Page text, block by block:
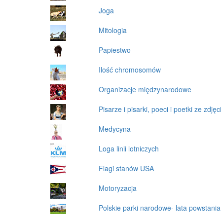
Joga
Mitologia
Papiestwo
Ilość chromosomów
Organizacje międzynarodowe
Pisarze i pisarki, poeci i poetki ze
Medycyna
Loga linii lotniczych
Flagi stanów USA
Motoryzacja
Polskie parki narodowe- lata powstania